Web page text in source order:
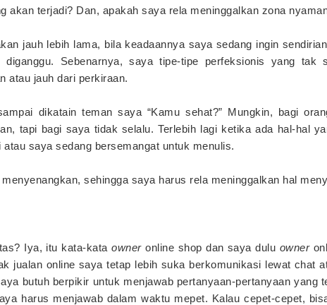
akan terjadi? Dan, apakah saya rela meninggalkan zona
jauh lebih lama, bila keadaannya saya sedang ingin
diganggu. Sebenarnya, saya tipe-tipe perfeksionis yang tak
atau jauh dari perkiraan.
dikatain teman saya “Kamu sehat?” Mungkin, bagi
tapi bagi saya tidak selalu. Terlebih lagi ketika ada hal-hal
saya sedang bersemangat untuk menulis.
sehingga saya harus rela meninggalkan hal
Iya, itu kata-kataowneronline shop dan saya dulu owner
jualan online saya tetap lebih suka berkomunikasi lewat chat
butuh berpikir untuk menjawab pertanyaan-pertanyaan yang
harus menjawab dalam waktu mepet. Kalau cepet-cepet,